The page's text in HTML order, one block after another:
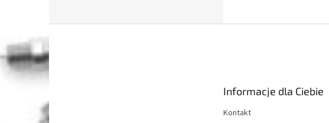
o
p
Informacje dla Ciebie
Kontakt